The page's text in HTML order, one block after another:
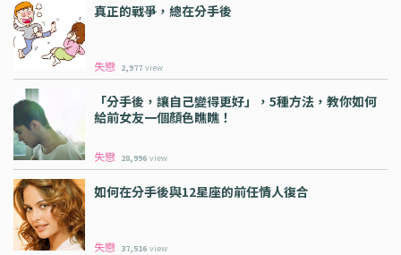
真正的戰爭，總在分手後
失戀 2,977 view
「分手後，讓自己變得更好」，5種方法，教你如何
給前女友一個顏色瞧瞧！
失戀 28,996 view
如何在分手後與12星座的前任情人復合
失戀 37,516 view